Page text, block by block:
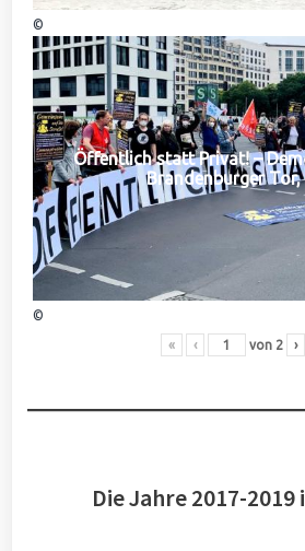
©
Öffentlich statt Privat! –
Brandenburger Tor,
©
« ‹ von 2 ›
Die Jahre 2017-